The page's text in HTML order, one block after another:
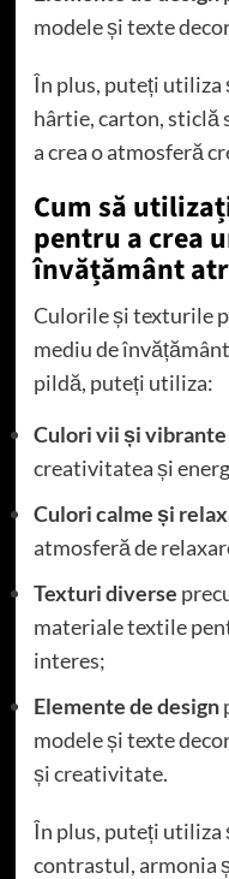
modele și texte
În plus, puteți utiliza
hârtie, carton, sticlă
a crea o atmosferă
Cum să
pentru a crea
învățământ
Culorile și texturile
mediu de
pildă, puteți utiliza:
Culori vii și vibrante
creativitatea și
Culori calme și
atmosferă de
Texturi diverse
materiale textile
interes;
Elemente de design
modele și texte
și creativitate.
În plus, puteți utiliza
contrastul, armonia